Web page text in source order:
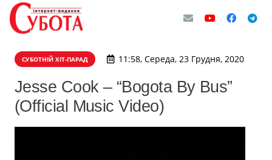
СУБОТНІЙ ХІТ-ПАРАД 11:58, Середа, 23 Грудня, 2020
Jesse Cook – “Bogota By Bus”
(Official Music Video)